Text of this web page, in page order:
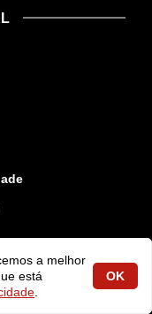
a melhor
está
OK